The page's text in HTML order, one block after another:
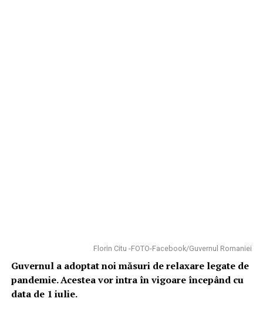
Florin Citu -FOTO-Facebook/Guvernul Romaniei
Guvernul a adoptat noi măsuri de relaxare legate de
pandemie. Acestea vor intra în vigoare începând cu
data de 1 iulie.